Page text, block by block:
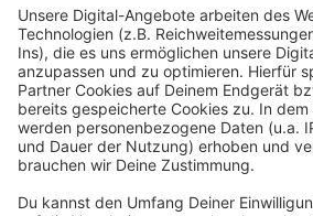
Studio Hotline
Kontaktformular
Sprachnachricht